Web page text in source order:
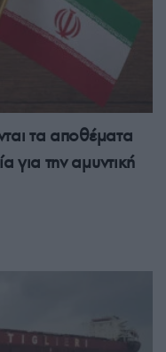
τα αποθέματα
την αμυντική